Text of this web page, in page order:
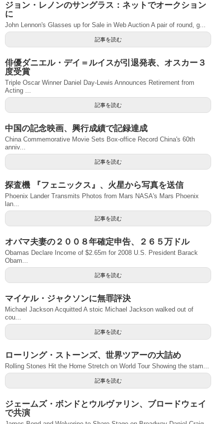
ジョン・レノンのサングラス：ネットでオークション
に
John Lennon's Glasses up for Sale in Web Auction A pair of round, g...
記事を読む
俳優ダニエル・デイ＝ルイスが引退発表、オスカー３
度受賞
Triple Oscar Winner Daniel Day-Lewis Announces Retirement from
Acting ...
記事を読む
中国の記念映画、興行成績で記録達成
China Commemorative Movie Sets Box-office Record China's 60th
anniv...
記事を読む
探査機 『フェニックス』、火星から写真を送信
Phoenix Lander Transmits Photos from Mars NASA's Mars Phoenix
lan...
記事を読む
オバマ夫妻の２００８年確定申告、２６５万ドル
Obamas Declare Income of $2.65m for 2008 U.S. President Barack
Obam...
記事を読む
マイケル・ジャクソンに無罪評決
Michael Jackson Acquitted A stoic Michael Jackson walked out of
cou...
記事を読む
ローリング・ストーンズ、世界ツアーの大詰め
Rolling Stones Hit the Home Stretch on World Tour Showing the stam...
記事を読む
ジェームズ・ボンドとウルヴァリン、ブロードウェイ
で共演